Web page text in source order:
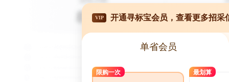
VIP 开通寻标宝会员，查看更多招采
单省会员
限购一次 最划算